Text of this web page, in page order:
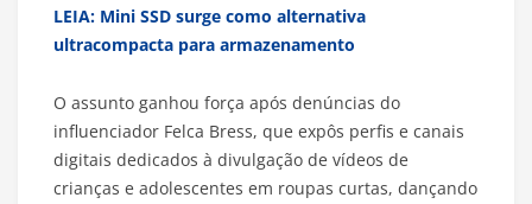
LEIA: Mini SSD surge como alternativa
ultracompacta para armazenamento
O assunto ganhou força após denúncias do
influenciador Felca Bress, que expôs perfis e canais
digitais dedicados à divulgação de vídeos de
crianças e adolescentes em roupas curtas, dançando